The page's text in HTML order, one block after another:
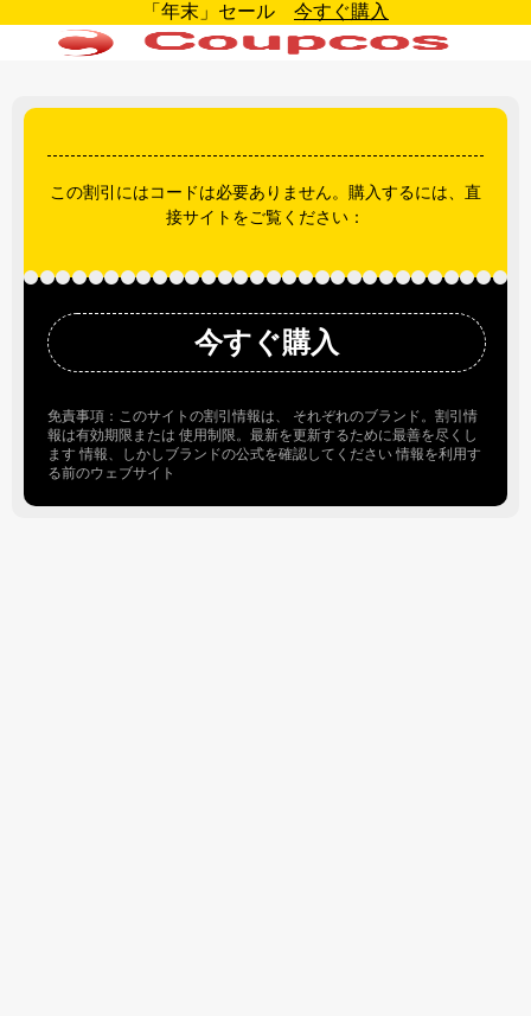
「年末」セール 今すぐ購入
この割引にはコードは必要ありません。購入するには、直
接サイトをご覧ください：
今すぐ購入
免責事項：このサイトの割引情報は、 それぞれのブランド。割引情
報は有効期限または 使用制限。最新を更新するために最善を尽くし
ます 情報、しかしブランドの公式を確認してください 情報を利用す
る前のウェブサイト